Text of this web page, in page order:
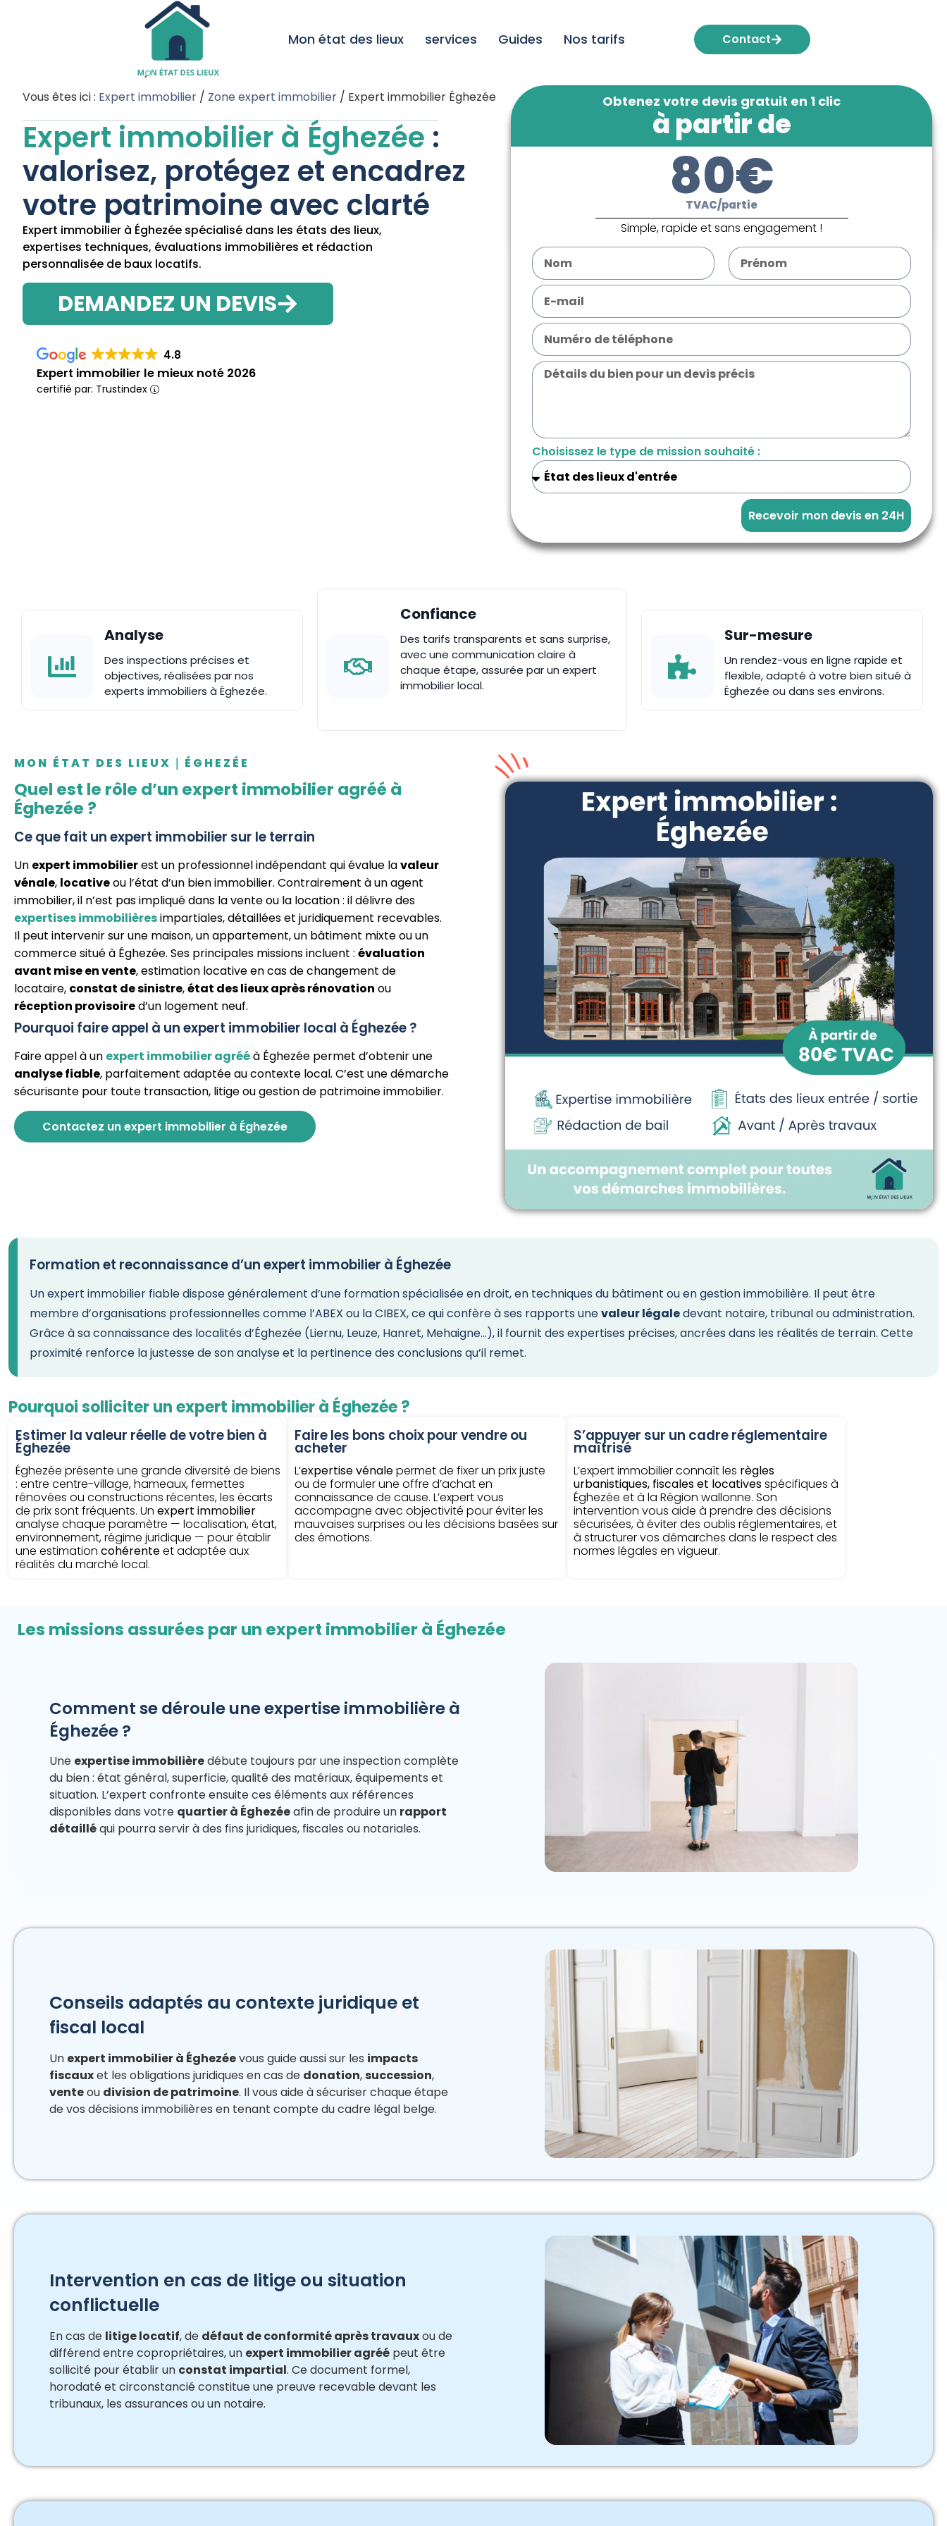
Mon état des lieux services Guides Nos tarifs Contact
Expert immobilier à Éghezée :
valorisez, protégez et encadrez
votre patrimoine avec clarté
Expert immobilier à Éghezée spécialisé dans les états des lieux,
expertises techniques, évaluations immobilières et rédaction
personnalisée de baux locatifs.
DEMANDEZ UN DEVIS
4.8
Expert immobilier le mieux noté 2026
certifié par: Trustindex
Vous êtes ici : Expert immobilier / Zone expert immobilier / Expert immobilier Éghezée Obtenez votre devis gratuit en 1 clic
à partir de
80€
TVAC/partie
Simple, rapide et sans engagement !
Choisissez le type de mission souhaité :
Recevoir mon devis en 24H
Analyse
Des inspections précises et
objectives, réalisées par nos
experts immobiliers à Éghezée.
Confiance
Des tarifs transparents et sans surprise,
avec une communication claire à
chaque étape, assurée par un expert
immobilier local.
Sur-mesure
Un rendez-vous en ligne rapide et
flexible, adapté à votre bien situé à
Éghezée ou dans ses environs.
MON ÉTAT DES LIEUX｜ÉGHEZÉE
Quel est le rôle d’un expert immobilier agréé à
Éghezée ?
Ce que fait un expert immobilier sur le terrain
Un expert immobilierest un professionnel indépendant qui évalue lavaleur
vénale, locativeou l’état d’un bien immobilier. Contrairement à un agent
immobilier, il n’est pas impliqué dans la vente ou la location : il délivre des
expertises immobilièresimpartiales, détaillées et juridiquement recevables.
Il peut intervenir sur une maison, un appartement, un bâtiment mixte ou un
commerce situé à Éghezée. Ses principales missions incluent : évaluation
avant mise en vente, estimation locative en cas de changement de
locataire, constat de sinistre,état des lieux après rénovation ou
réception provisoired’un logement neuf.
Pourquoi faire appel à un expert immobilier local à Éghezée ?
Faire appel à un expert immobilier agrééà Éghezée permet d’obtenir une
analyse fiable, parfaitement adaptée au contexte local. C’est une démarche
sécurisante pour toute transaction, litige ou gestion de patrimoine immobilier.
Contactez un expert immobilier à Éghezée
Formation et reconnaissance d’un expert immobilier à Éghezée
Un expert immobilier fiable dispose généralement d’une formation spécialisée en droit, en techniques du bâtiment ou en gestion immobilière. Il peut être
membre d’organisations professionnelles comme l’ABEX ou la CIBEX, ce qui confère à ses rapports unevaleur légaledevant notaire, tribunal ou administration.
Grâce à sa connaissance des localités d’Éghezée (Liernu, Leuze, Hanret, Mehaigne…), il fournit des expertises précises, ancrées dans les réalités de terrain. Cette
proximité renforce la justesse de son analyse et la pertinence des conclusions qu’il remet.
Pourquoi solliciter un expert immobilier à Éghezée ?
Estimer la valeur réelle de votre bien à
Éghezée
Éghezée présente une grande diversité de biens
: entre centre-village, hameaux, fermettes
rénovées ou constructions récentes, les écarts
de prix sont fréquents. Un expert immobilier
analyse chaque paramètre — localisation, état,
environnement, régime juridique — pour établir
une estimation cohérenteet adaptée aux
réalités du marché local.
Faire les bons choix pour vendre ou
acheter
L’expertise vénalepermet de fixer un prix juste
ou de formuler une offre d’achat en
connaissance de cause. L’expert vous
accompagne avec objectivité pour éviter les
mauvaises surprises ou les décisions basées sur
des émotions.
S’appuyer sur un cadre réglementaire
maîtrisé
L’expert immobilier connaît les règles
urbanistiques, fiscales et locativesspécifiques à
Éghezée et à la Région wallonne. Son
intervention vous aide à prendre des décisions
sécurisées, à éviter des oublis réglementaires, et
à structurer vos démarches dans le respect des
normes légales en vigueur.
Les missions assurées par un expert immobilier à Éghezée
Comment se déroule une expertise immobilière à
Éghezée ?
Une expertise immobilièredébute toujours par une inspection complète
du bien : état général, superficie, qualité des matériaux, équipements et
situation. L’expert confronte ensuite ces éléments aux références
disponibles dans votre quartier à Éghezéeafin de produire un rapport
détailléqui pourra servir à des fins juridiques, fiscales ou notariales.
Conseils adaptés au contexte juridique et
fiscal local
Un expert immobilier à Éghezéevous guide aussi sur les impacts
fiscauxet les obligations juridiques en cas de donation,succession,
venteou division de patrimoine. Il vous aide à sécuriser chaque étape
de vos décisions immobilières en tenant compte du cadre légal belge.
Intervention en cas de litige ou situation
conflictuelle
En cas de litige locatif, de défaut de conformité après travauxou de
différend entre copropriétaires, un expert immobilier agréé peut être
sollicité pour établir un constat impartial. Ce document formel,
horodaté et circonstancié constitue une preuve recevable devant les
tribunaux, les assurances ou un notaire.